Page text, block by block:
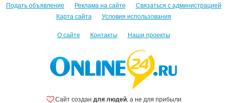
Подать объявление Реклама на сайте
Связаться с администрацией
Карта сайта
Условия использования
О сайте Контакты Наши проекты
Сайт создан для людей, а не для прибыли